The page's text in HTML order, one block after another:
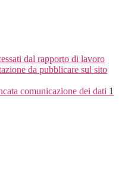
dal rapporto di lavoro
da pubblicare sul sito
comunicazione dei dati 1